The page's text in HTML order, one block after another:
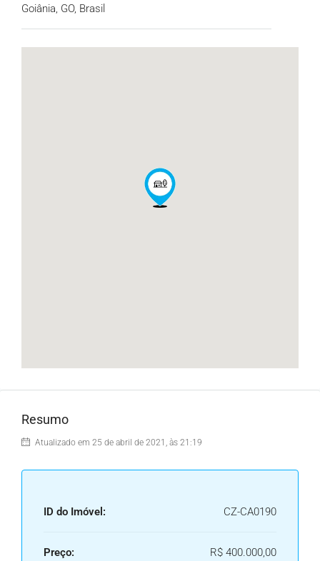
Goiânia, GO, Brasil
Resumo
Atualizado em 25 de abril de 2021, às 21:19
ID do Imóvel: CZ-CA0190
Preço: R$ 400.000,00